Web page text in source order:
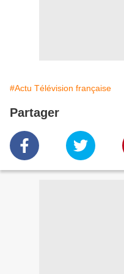
#Actu Télévision française
Partager